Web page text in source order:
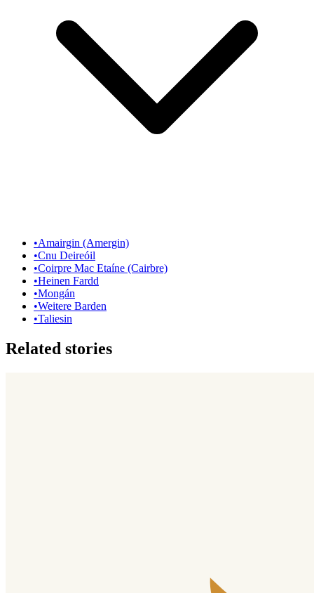
•Amairgin (Amergin)
•Cnu Deireóil
•Coirpre Mac Etaíne (Cairbre)
•Heinen Fardd
•Mongán
•Weitere Barden
•Taliesin
Related stories